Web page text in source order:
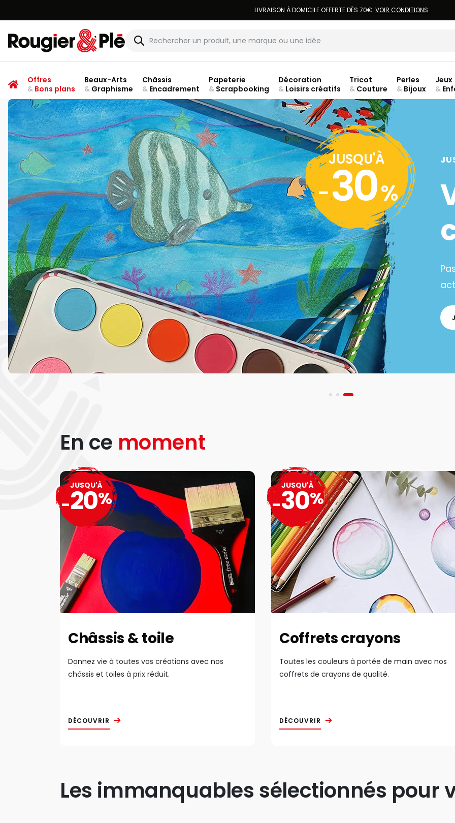
LIVRAISON À DOMICILE OFFERTE DÈS 70€. VOIR CONDITIONS
Rougier & Plé
Offres
&Bons plans
Beaux-Arts
&Graphisme
Châssis
&Encadrement
Papeterie
&Scrapbooking
Décoration
&Loisirs créatifs
Tricot
& Couture
Perles
& Bijoux
Jeux
&
JUSQU'À
-30%
En ce moment
Châssis & toile
Donnez vie à toutes vos créations avec nos
châssis et toiles à prix réduit.
DÉCOUVRIR
JUSQU'À
-20%
Coffrets crayons
Toutes les couleurs à portée de main avec nos
coffrets de crayons de qualité.
DÉCOUVRIR
JUSQU'À
-30%
Les immanquables sélectionnés pour